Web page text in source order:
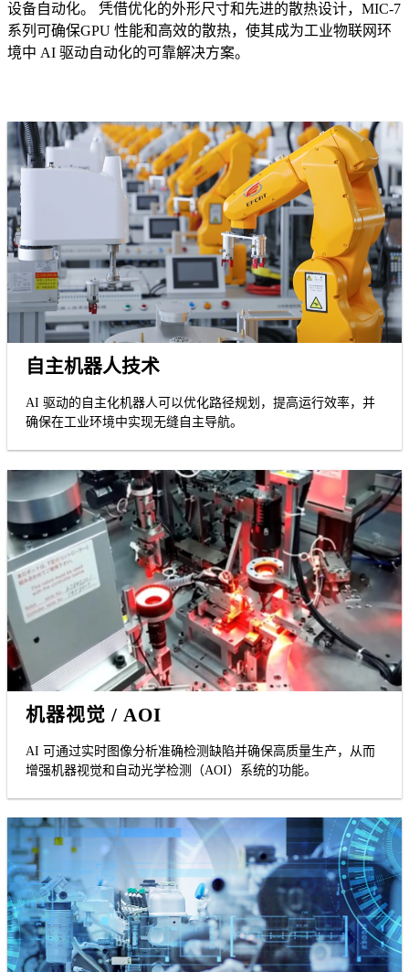
设备自动化。 凭借优化的外形尺寸和先进的散热设计，MIC-7
系列可确保GPU 性能和高效的散热，使其成为工业物联网环
境中 AI 驱动自动化的可靠解决方案。
自主机器人技术
AI 驱动的自主化机器人可以优化路径规划，提高运行效率，并
确保在工业环境中实现无缝自主导航。
机器视觉 / AOI
AI 可通过实时图像分析准确检测缺陷并确保高质量生产，从而
增强机器视觉和自动光学检测（AOI）系统的功能。